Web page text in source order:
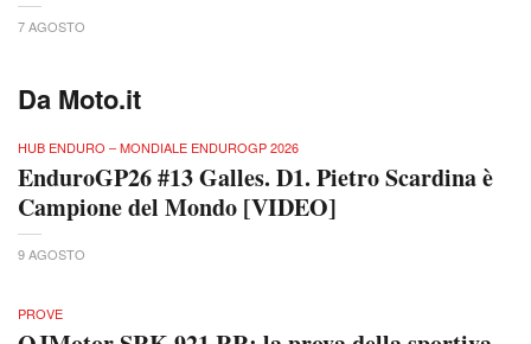
7 AGOSTO
Da Moto.it
HUB ENDURO – MONDIALE ENDUROGP 2026
EnduroGP26 #13 Galles. D1. Pietro Scardina è
Campione del Mondo [VIDEO]
9 AGOSTO
PROVE